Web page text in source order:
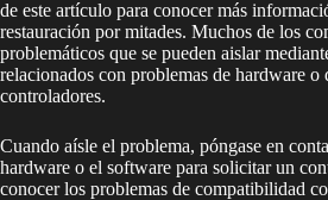
de este artículo para conocer más
restauración por mitades. Muchos de los
problemáticos que se pueden aislar
relacionados con problemas de hardware
controladores.
Cuando aísle el problema, póngase en
hardware o el software para solicitar un
conocer los problemas de compatibilidad